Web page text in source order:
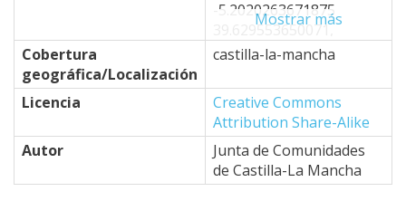
-5.2020263671875
39.629553650071,
-4.8724365234375
-4.6746826171875
39.50251479253,
-4.7076416015625
39.264753301887,
-4.6966552734375
39.196672742478,
Mostrar más
Cobertura
geográfica/Localización
castilla-la-mancha
Licencia
Creative Commons
Attribution Share-Alike
Autor
Junta de Comunidades
de Castilla-La Mancha